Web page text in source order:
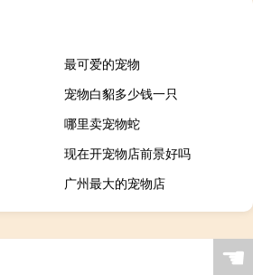
最可爱的宠物
宠物白貂多少钱一只
哪里卖宠物蛇
现在开宠物店前景好吗
广州最大的宠物店
☚